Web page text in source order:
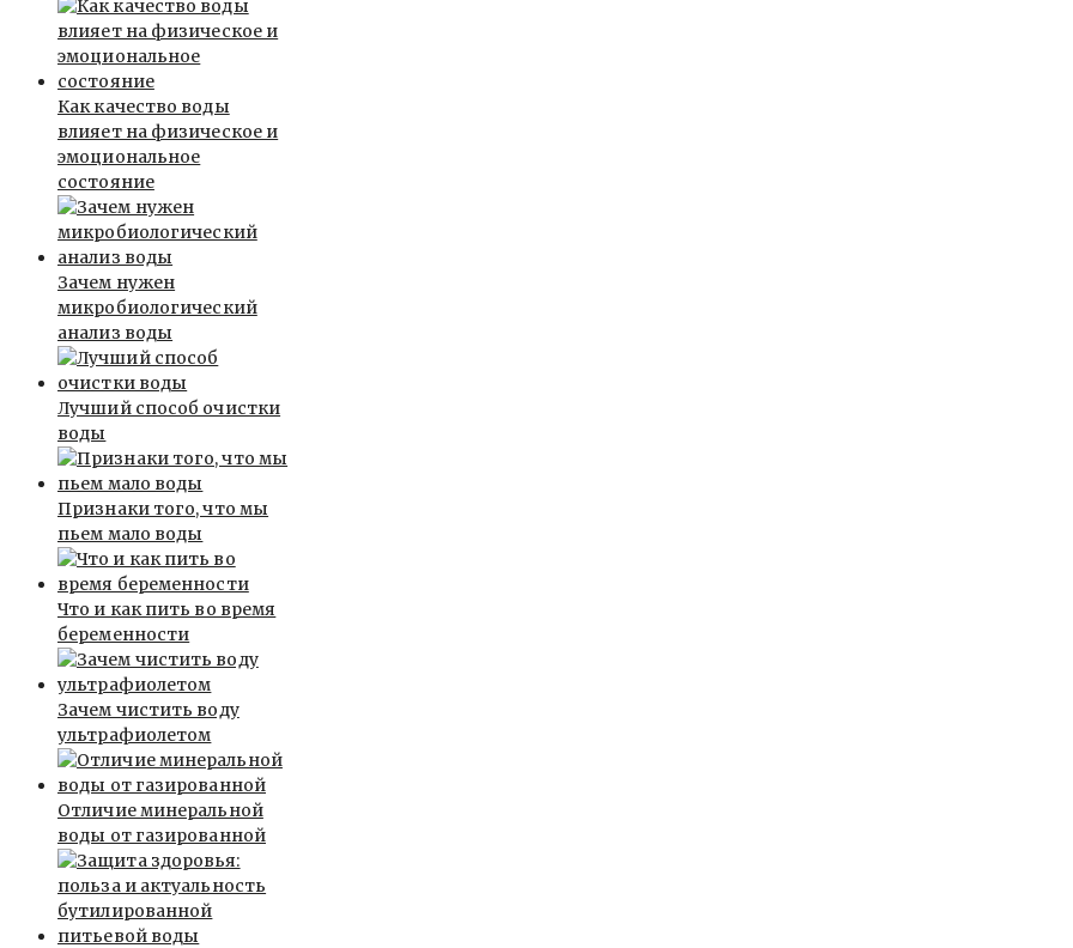
Как качество воды
влияет на физическое и
эмоциональное
состояние
Зачем нужен
микробиологический
анализ воды
Лучший способ очистки
воды
Признаки того, что мы
пьем мало воды
Что и как пить во время
беременности
Зачем чистить воду
ультрафиолетом
Отличие минеральной
воды от газированной